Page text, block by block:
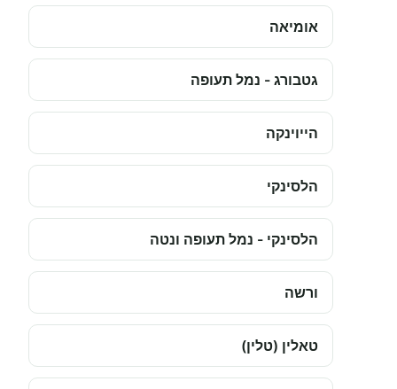
אומיאה
גטבורג - נמל תעופה
הייוינקה
הלסינקי
הלסינקי - נמל תעופה ונטה
ורשה
טאלין (טלין)